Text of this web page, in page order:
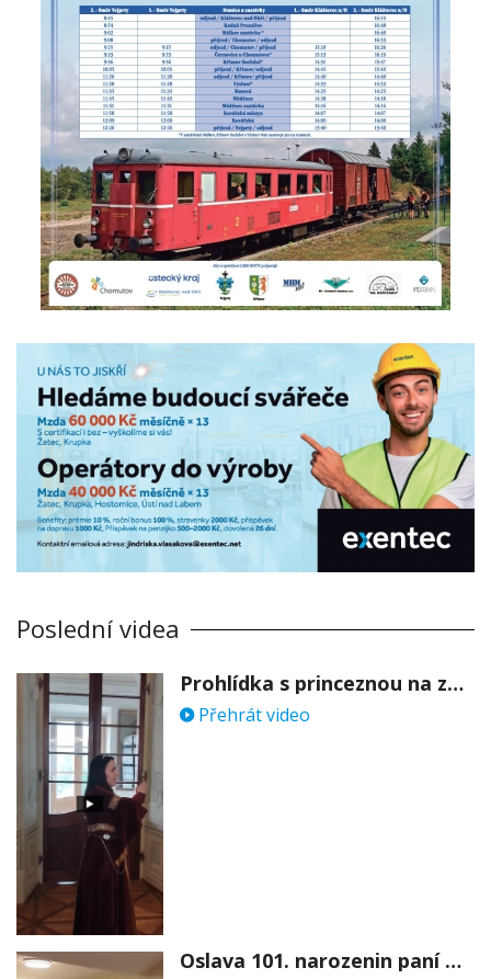
Poslední videa
Prohlídka s princeznou na zámku Stekník
Přehrát video
Oslava 101. narozenin paní Věry Skořepové